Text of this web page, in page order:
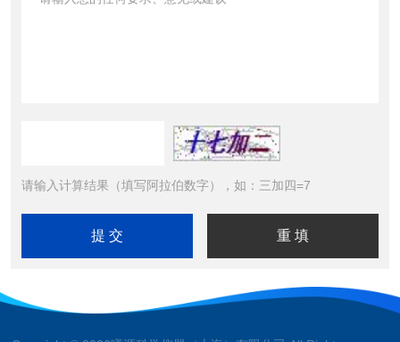
请输入计算结果（填写阿拉伯数字），如：三加四=7